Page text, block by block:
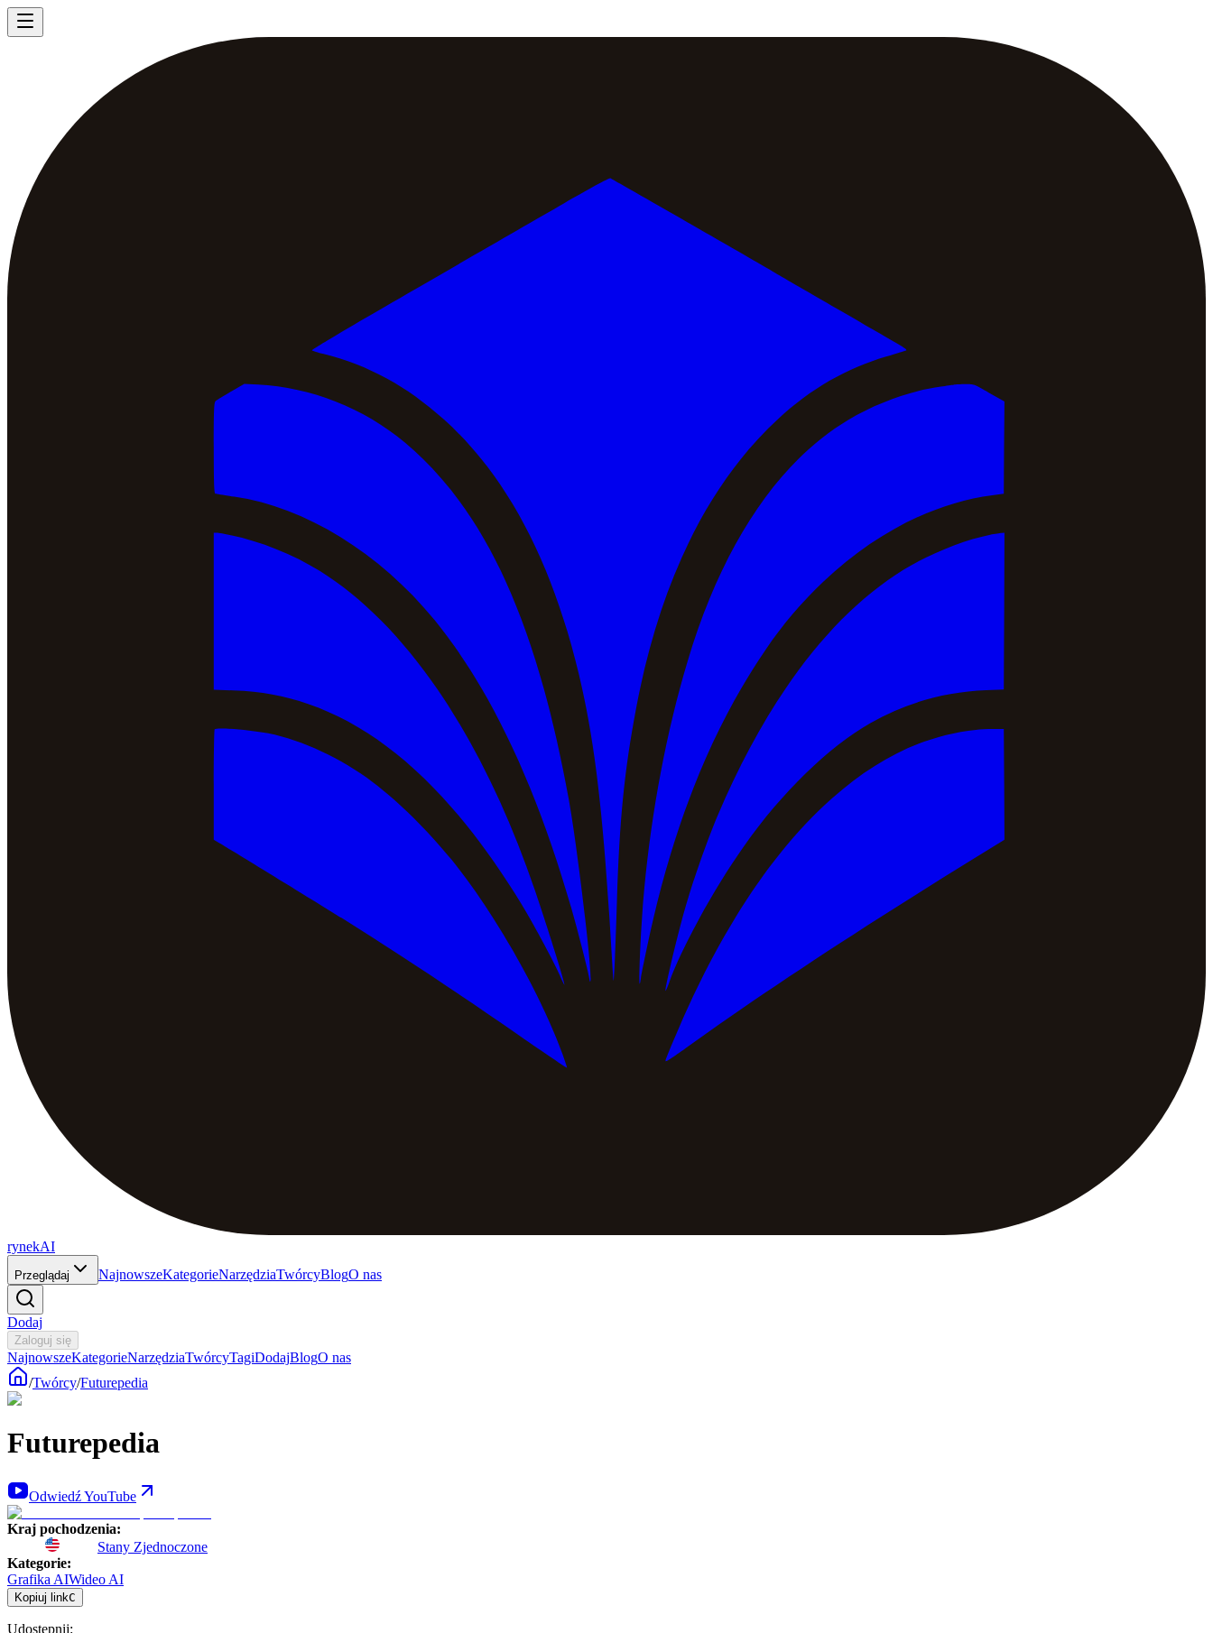
rynekAI
Przeglądaj NajnowszeKategorieNarzędziaTwórcyBlogO nas
Dodaj
Zaloguj się
NajnowszeKategorieNarzędziaTwórcyTagiDodajBlogO nas
/Twórcy/Futurepedia
Futurepedia
Odwiedź YouTube
Kraj pochodzenia:
Stany Zjednoczone
Kategorie:
Grafika AIWideo AI
Kopiuj linkC
Udostępnij: